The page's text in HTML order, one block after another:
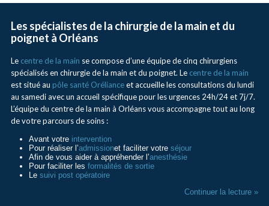
Les spécialistes de la chirurgie de la main et du
poignet à Orléans
Le centre de la main se compose d’une équipe de cinq chirurgiens
spécialisés en chirurgie de la main et du poignet. Le centre de la main
est situé au pôle santé Orélianceet accueille les consultations du lundi
au samedi avec un accueil spécifique pour les urgences 24h/24 et 7j/7.
L’équipe du centre de la main à Orléans vous accompagne tout au long
de votre parcours de soins :
Avant votre intervention
Pour réaliser l’admissionet faciliter votre séjour
Afin de vous aider à appréhender l’anesthésie
Pour faciliter les formalités de sortie
Le suivi post opératoire
Continuer la lecture »